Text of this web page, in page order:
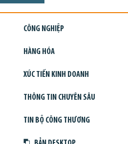
CÔNG NGHIỆP
HÀNG HÓA
XÚC TIẾN KINH DOANH
THÔNG TIN CHUYÊN SÂU
TIN BỘ CÔNG THƯƠNG